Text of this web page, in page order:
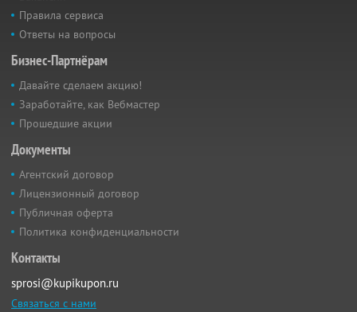
Правила сервиса
Ответы на вопросы
Бизнес-Партнёрам
Давайте сделаем акцию!
Заработайте, как Вебмастер
Прошедшие акции
Документы
Агентский договор
Лицензионный договор
Публичная оферта
Политика конфиденциальности
Контакты
sprosi@kupikupon.ru
Связаться с нами